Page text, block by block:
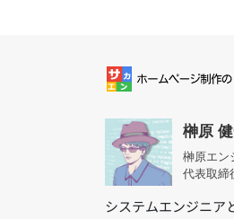
榊原
榊原エン
代表取締
システムエンジニア